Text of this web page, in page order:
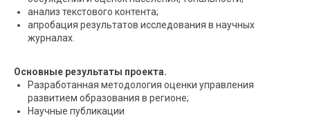
анализ текстового контента;
апробация результатов исследования в научных
журналах.
Основные результаты проекта.
Разработанная методология оценки управления
развитием образования в регионе;
Научные публикации